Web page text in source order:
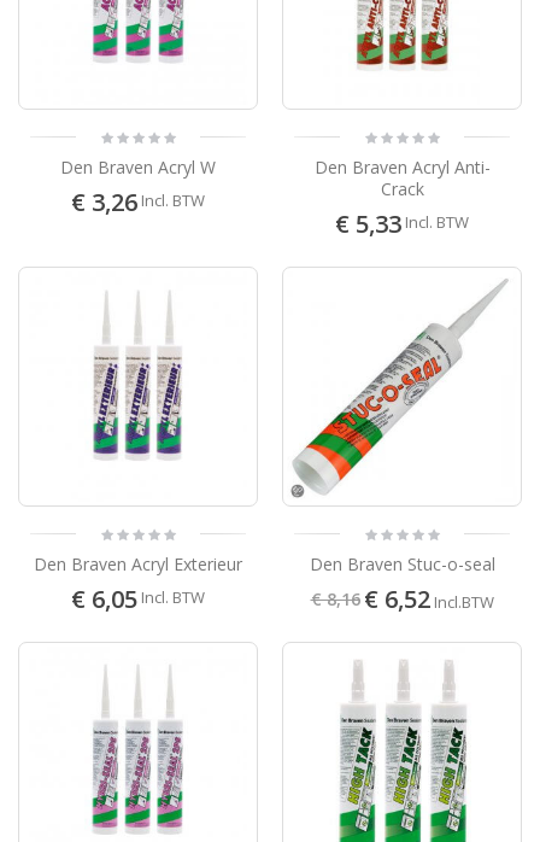
Den Braven Acryl W
€ 3,26 Incl. BTW
Den Braven Acryl Anti-
Crack
€ 5,33 Incl. BTW
Den Braven Acryl Exterieur
€ 6,05 Incl. BTW
Den Braven Stuc-o-seal
€ 8,16 € 6,52 Incl.BTW